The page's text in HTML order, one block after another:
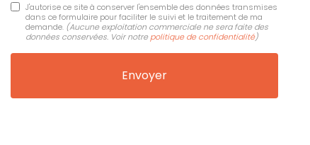
J'autorise ce site à conserver l'ensemble des données transmises
dans ce formulaire pour faciliter le suivi et le traitement de ma
demande. (Aucune exploitation commerciale ne sera faite des
données conservées. Voir notre politique de confidentialité)